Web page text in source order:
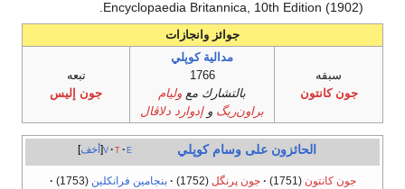
Encyclopaedia Britannica, 10th Edition (1902).
جوائز وانجازات
سبقه
جون كانتون
مدالية كوپلي
1766
بالتشارك مع وليام
براون‌ريگ وإدوارد دلاڤال
تبعه
جون إليس
أخف v t e الحائزون على وسام كوپلي
جون كانتون (1751)
· جون پرنگل (1752)
· بنجامين فرانكلين (1753)
·